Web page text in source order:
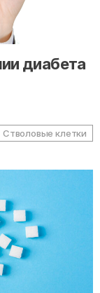
диабета
Стволовые клетки